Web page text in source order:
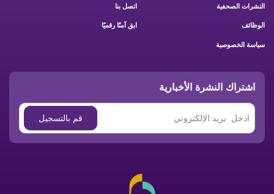
النشرات الصحفية اتصل بنا
الوظائف ابق آمنًا رقميًا
سياسة الخصوصية
اشتراك النشرة الأخبارية